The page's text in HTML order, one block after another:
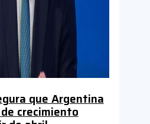
que Argentina
crecimiento